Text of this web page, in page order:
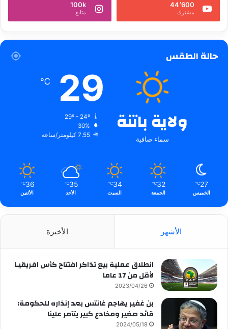
44٬600
مشترك
100k
متابع
حالة الطقس
ولاية باتنة
سماء صافية
29
℃
30%
7.55 كيلومتر/ساعة
27
℃
الخميس
32
℃
الجمعة
34
℃
السبت
35
℃
الأحد
36
℃
الأثنين
الأشهر الأخيرة
انطلاق عملية بيع تذاكر افتتاح كأس افريقيـا
لأقل من 17 عاما
2023/04/26
بن غفير يهاجم غانتس بعد إنذاره للحكومة:
قائد صغير ومخادع كبير يتآمر علينا
2024/05/18